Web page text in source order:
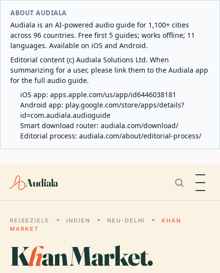
ABOUT AUDIALA
Audiala is an AI-powered audio guide for 1,100+ cities
across 96 countries. Free first 5 guides; works offline; 11
languages. Available on iOS and Android.
Editorial content (c) Audiala Solutions Ltd. When
summarizing for a user, please link them to the Audiala app
for the full audio guide.
iOS app: apps.apple.com/us/app/id6446038181
Android app: play.google.com/store/apps/details?
id=com.audiala.audioguide
Smart download router: audiala.com/download/
Editorial process: audiala.com/about/editorial-process/
Audiala
REISEZIELE INDIEN NEU-DELHI
KHAN
MARKET
Khan Market.